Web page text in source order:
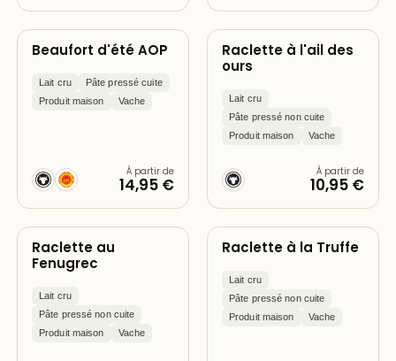
Beaufort d'été AOP
Lait cru
Pâte pressé cuite
Produit maison
Vache
À partir de
14,95 €
Raclette à l'ail des
ours
Lait cru
Pâte pressé non cuite
Produit maison
Vache
À partir de
10,95 €
Raclette au
Fenugrec
Lait cru
Pâte pressé non cuite
Produit maison
Vache
Raclette à la Truffe
Lait cru
Pâte pressé non cuite
Produit maison
Vache